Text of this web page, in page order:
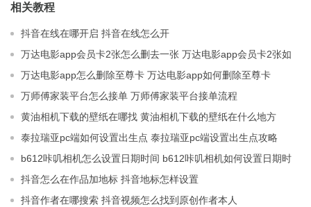
相关教程
抖音在线在哪开启 抖音在线怎么开
万达电影app会员卡2张怎么删去一张 万达电影app会员卡2张如
何删去一张
万达电影app怎么删除至尊卡 万达电影app如何删除至尊卡
万师傅家装平台怎么接单 万师傅家装平台接单流程
黄油相机下载的壁纸在哪找 黄油相机下载的壁纸在什么地方
泰拉瑞亚pc端如何设置出生点 泰拉瑞亚pc端设置出生点攻略
b612咔叽相机怎么设置日期时间 b612咔叽相机如何设置日期时
间
抖音怎么在作品加地标 抖音地标怎样设置
抖音作者在哪搜索 抖音视频怎么找到原创作者本人